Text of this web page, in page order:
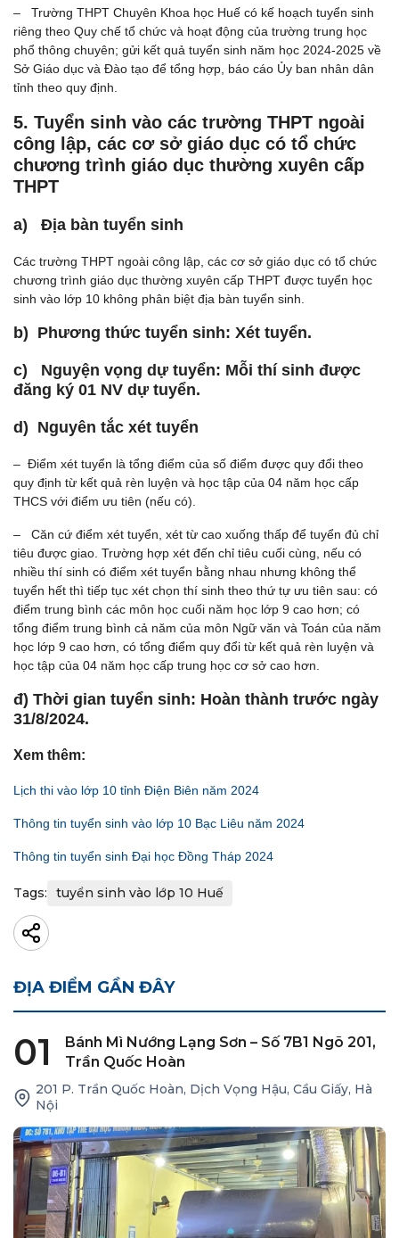
– Trường THPT Chuyên Khoa học Huế có kế hoạch tuyển sinh
riêng theo Quy chế tổ chức và hoạt động của trường trung học
phổ thông chuyên; gửi kết quả tuyển sinh năm học 2024-2025 về
Sở Giáo dục và Đào tạo để tổng hợp, báo cáo Ủy ban nhân dân
tỉnh theo quy định.
5. Tuyển sinh vào các trường THPT ngoài
công lập, các cơ sở giáo dục có tổ chức
chương trình giáo dục thường xuyên cấp
THPT
a) Địa bàn tuyển sinh
Các trường THPT ngoài công lập, các cơ sở giáo dục có tổ chức
chương trình giáo dục thường xuyên cấp THPT được tuyển học
sinh vào lớp 10 không phân biệt địa bàn tuyển sinh.
b) Phương thức tuyển sinh: Xét tuyển.
c) Nguyện vọng dự tuyển: Mỗi thí sinh được
đăng ký 01 NV dự tuyển.
d) Nguyên tắc xét tuyển
– Điểm xét tuyển là tổng điểm của số điểm được quy đổi theo
quy định từ kết quả rèn luyện và học tập của 04 năm học cấp
THCS với điểm ưu tiên (nếu có).
– Căn cứ điểm xét tuyển, xét từ cao xuống thấp để tuyển đủ chỉ
tiêu được giao. Trường hợp xét đến chỉ tiêu cuối cùng, nếu có
nhiều thí sinh có điểm xét tuyển bằng nhau nhưng không thể
tuyển hết thì tiếp tục xét chọn thí sinh theo thứ tự ưu tiên sau: có
điểm trung bình các môn học cuối năm học lớp 9 cao hơn; có
tổng điểm trung bình cả năm của môn Ngữ văn và Toán của năm
học lớp 9 cao hơn, có tổng điểm quy đổi từ kết quả rèn luyện và
học tập của 04 năm học cấp trung học cơ sở cao hơn.
đ) Thời gian tuyển sinh: Hoàn thành trước ngày
31/8/2024.
Xem thêm:
Lịch thi vào lớp 10 tỉnh Điện Biên năm 2024
Thông tin tuyển sinh vào lớp 10 Bạc Liêu năm 2024
Thông tin tuyển sinh Đại học Đồng Tháp 2024
Tags: tuyển sinh vào lớp 10 Huế
ĐỊA ĐIỂM GẦN ĐÂY
01
Bánh Mì Nướng Lạng Sơn – Số 7B1 Ngõ 201,
Trần Quốc Hoàn
201 P. Trần Quốc Hoàn, Dịch Vọng Hậu, Cầu Giấy, Hà
Nội